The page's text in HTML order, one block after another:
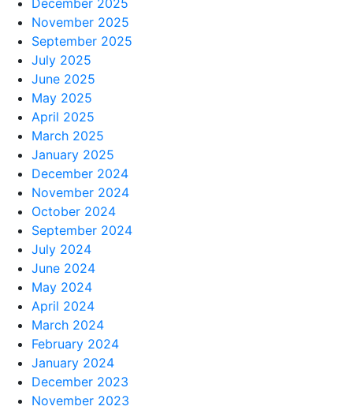
December 2025
November 2025
September 2025
July 2025
June 2025
May 2025
April 2025
March 2025
January 2025
December 2024
November 2024
October 2024
September 2024
July 2024
June 2024
May 2024
April 2024
March 2024
February 2024
January 2024
December 2023
November 2023